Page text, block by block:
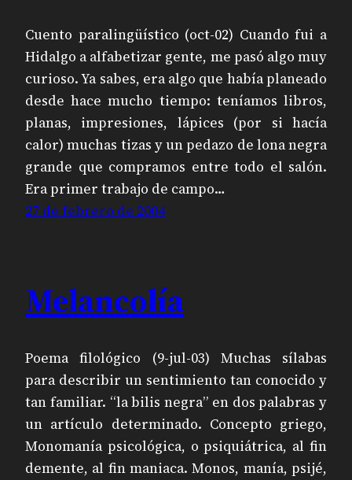
Cuento paralingüístico (oct-02) Cuando fui a
Hidalgo a alfabetizar gente, me pasó algo muy
curioso. Ya sabes, era algo que había planeado
desde hace mucho tiempo: teníamos libros,
planas, impresiones, lápices (por si hacía
calor) muchas tizas y un pedazo de lona negra
grande que compramos entre todo el salón.
Era primer trabajo de campo…
27 de febrero de 2004
Melancolía
Poema filológico (9-jul-03) Muchas sílabas
para describir un sentimiento tan conocido y
tan familiar. “la bilis negra” en dos palabras y
un artículo determinado. Concepto griego,
Monomanía psicológica, o psiquiátrica, al fin
demente, al fin maniaca. Monos, manía, psijé,